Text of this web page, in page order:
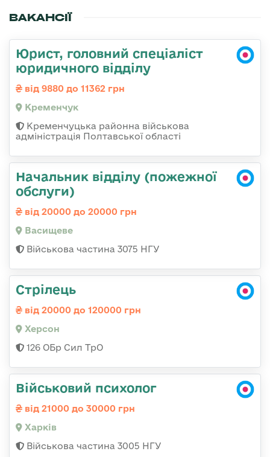
ВАКАНСІЇ
Юрист, головний спеціаліст
юридичного відділу
від 9880 до 11362 грн
Кременчук
Кременчуцька районна військова
адміністрація Полтавської області
Начальник відділу (пожежної
обслуги)
від 20000 до 20000 грн
Васищеве
Військова частина 3075 НГУ
Стрілець
від 20000 до 120000 грн
Херсон
126 ОБр Сил ТрО
Військовий психолог
від 21000 до 30000 грн
Харків
Військова частина 3005 НГУ